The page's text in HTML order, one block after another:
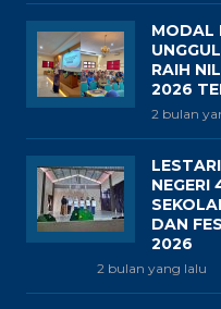
MODAL
RAIH
2026
2 bulan
NEGERI
DAN
2026
2 bulan yang lalu